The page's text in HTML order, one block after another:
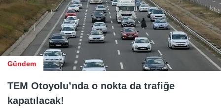
Gündem
TEM Otoyolu’nda o nokta da trafiğe
kapatılacak!